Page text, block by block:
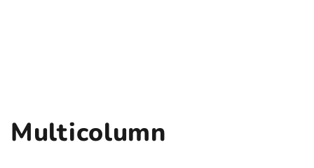
Multicolumn